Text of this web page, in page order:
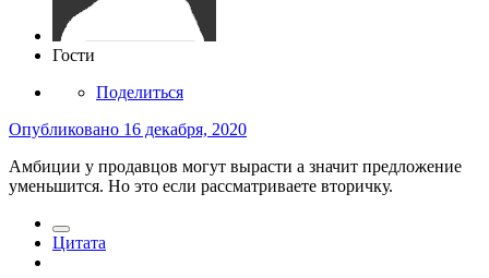
Гости
Поделиться
Опубликовано 16 декабря, 2020
Амбиции у продавцов могут вырасти а значит предложение
уменьшится. Но это если рассматриваете вторичку.
Цитата